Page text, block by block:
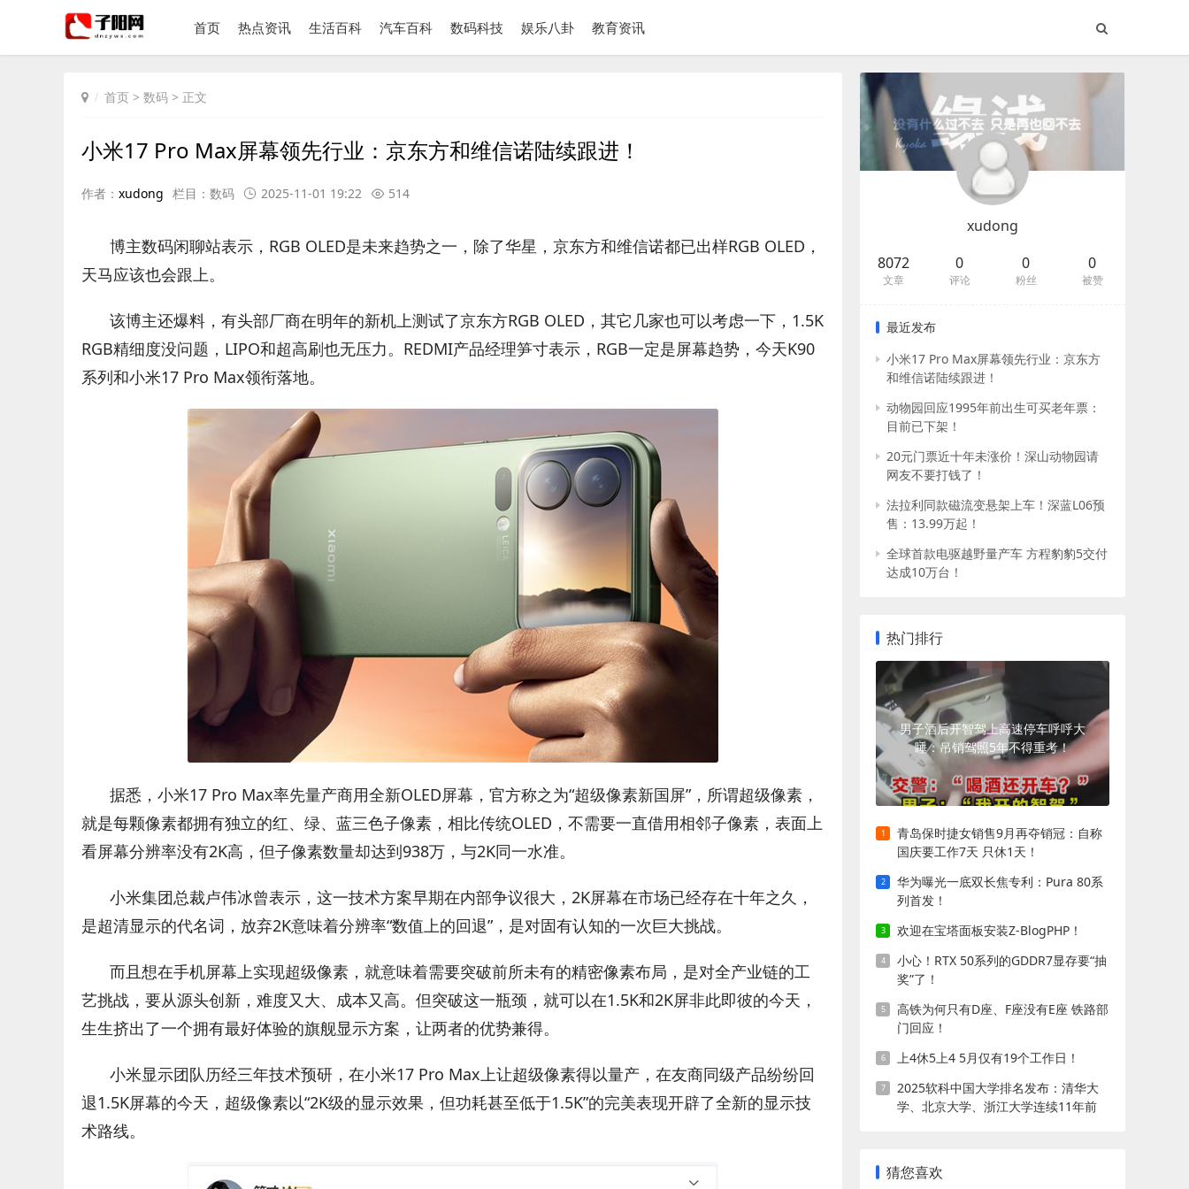
首页 热点资讯 生活百科 汽车百科 数码科技 娱乐八卦 教育资讯
首页 > 数码 > 正文
小米17 Pro Max屏幕领先行业：京东方和维信诺陆续跟进！
作者： xudong 栏目： 数码 2025-11-01 19:22 514
博主数码闲聊站表示，RGB OLED是未来趋势之一，除了华星，京东方和维信诺都已出样RGB OLED，
天马应该也会跟上。
该博主还爆料，有头部厂商在明年的新机上测试了京东方RGB OLED，其它几家也可以考虑一下，1.5K
RGB精细度没问题，LIPO和超高刷也无压力。REDMI产品经理笋寸表示，RGB一定是屏幕趋势，今天K90
系列和小米17 Pro Max领衔落地。
据悉，小米17 Pro Max率先量产商用全新OLED屏幕，官方称之为“超级像素新国屏”，所谓超级像素，
就是每颗像素都拥有独立的红、绿、蓝三色子像素，相比传统OLED，不需要一直借用相邻子像素，表面上
看屏幕分辨率没有2K高，但子像素数量却达到938万，与2K同一水准。
小米集团总裁卢伟冰曾表示，这一技术方案早期在内部争议很大，2K屏幕在市场已经存在十年之久，
是超清显示的代名词，放弃2K意味着分辨率“数值上的回退”，是对固有认知的一次巨大挑战。
而且想在手机屏幕上实现超级像素，就意味着需要突破前所未有的精密像素布局，是对全产业链的工
艺挑战，要从源头创新，难度又大、成本又高。但突破这一瓶颈，就可以在1.5K和2K屏非此即彼的今天，
生生挤出了一个拥有最好体验的旗舰显示方案，让两者的优势兼得。
小米显示团队历经三年技术预研，在小米17 Pro Max上让超级像素得以量产，在友商同级产品纷纷回
退1.5K屏幕的今天，超级像素以“2K级的显示效果，但功耗甚至低于1.5K”的完美表现开辟了全新的显示技
术路线。
xudong
8072
文章
0
评论
0
粉丝
0
被赞
最近发布
小米17 Pro Max屏幕领先行业：京东方
和维信诺陆续跟进！
动物园回应1995年前出生可买老年票：
目前已下架！
20元门票近十年未涨价！深山动物园请
网友不要打钱了！
法拉利同款磁流变悬架上车！深蓝L06预
售：13.99万起！
全球首款电驱越野量产车 方程豹豹5交付
达成10万台！
热门排行
男子酒后开智驾上高速停车呼呼大
睡：吊销驾照5年不得重考！
青岛保时捷女销售9月再夺销冠：自称
国庆要工作7天 只休1天！
华为曝光一底双长焦专利：Pura 80系
列首发！
欢迎在宝塔面板安装Z-BlogPHP！
小心！RTX 50系列的GDDR7显存要“抽
奖”了！
高铁为何只有D座、F座没有E座 铁路部
门回应！
上4休5上4 5月仅有19个工作日！
2025软科中国大学排名发布：清华大
学、北京大学、浙江大学连续11年前
猜您喜欢